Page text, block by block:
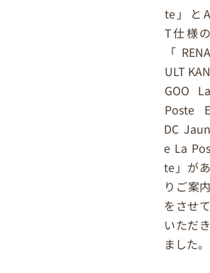
te」とA
T仕様の
「RENA
ULT KAN
GOO La
Poste E
DC Jaun
e La Pos
te」があ
りご案内
をさせて
いただき
ました。